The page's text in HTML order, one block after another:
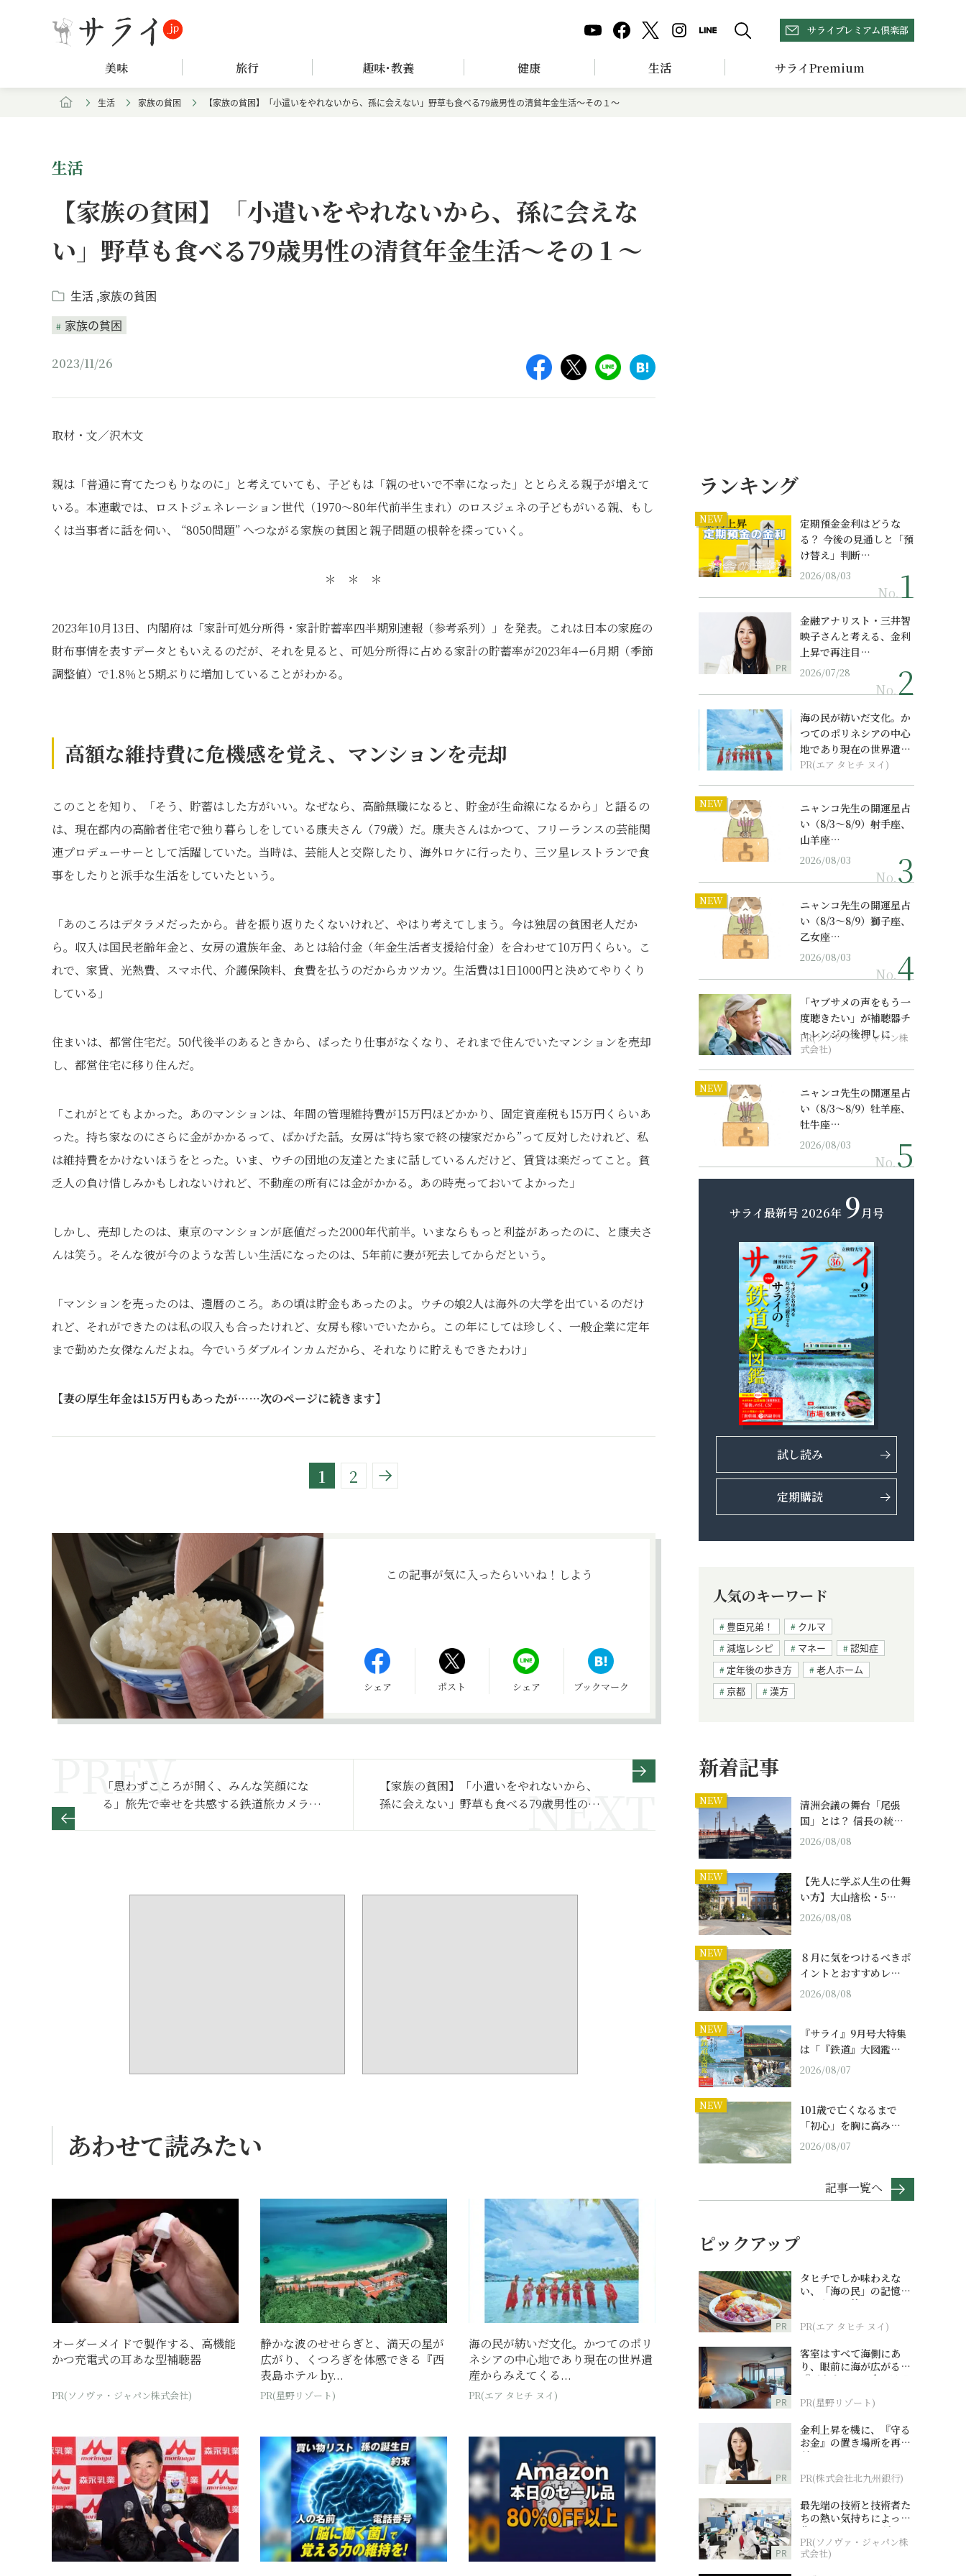
サライプレミアム倶楽部
美味 旅行 趣味･教養 健康 生活 サライPremium
生活 家族の貧困 【家族の貧困】「小遣いをやれないから、孫に会えない」野草も食べる79歳男性の清貧年金生活～その１～
生活
【家族の貧困】「小遣いをやれないから、孫に会えな
い」野草も食べる79歳男性の清貧年金生活～その１～
生活 家族の貧困
家族の貧困
2023/11/26
取材・文／沢木文
親は「普通に育てたつもりなのに」と考えていても、子どもは「親のせいで不幸になった」ととらえる親子が増えて
いる。本連載では、ロストジェネレーション世代（1970～80年代前半生まれ）のロスジェネの子どもがいる親、もし
くは当事者に話を伺い、 “8050問題” へつながる家族の貧困と親子問題の根幹を探っていく。
＊ ＊ ＊
2023年10月13日、内閣府は「家計可処分所得・家計貯蓄率四半期別速報（参考系列）」を発表。これは日本の家庭の
財布事情を表すデータともいえるのだが、それを見ると、可処分所得に占める家計の貯蓄率が2023年4ー6月期（季節
調整値）で1.8％と5期ぶりに増加していることがわかる。
高額な維持費に危機感を覚え、マンションを売却
このことを知り、「そう、貯蓄はした方がいい。なぜなら、高齢無職になると、貯金が生命線になるから」と語るの
は、現在都内の高齢者住宅で独り暮らしをしている康夫さん（79歳）だ。康夫さんはかつて、フリーランスの芸能関
連プロデューサーとして活躍していた。当時は、芸能人と交際したり、海外ロケに行ったり、三ツ星レストランで食
事をしたりと派手な生活をしていたという。
「あのころはデタラメだったから。昔を振り返りたくないけれど、やはり考えてしまう。今は独居の貧困老人だか
ら。収入は国民老齢年金と、女房の遺族年金、あとは給付金（年金生活者支援給付金）を合わせて10万円くらい。こ
れで、家賃、光熱費、スマホ代、介護保険料、食費を払うのだからカツカツ。生活費は1日1000円と決めてやりくり
している」
住まいは、都営住宅だ。50代後半のあるときから、ぱったり仕事がなくなり、それまで住んでいたマンションを売却
し、都営住宅に移り住んだ。
「これがとてもよかった。あのマンションは、年間の管理維持費が15万円ほどかかり、固定資産税も15万円くらいあ
った。持ち家なのにさらに金がかかるって、ばかげた話。女房は“持ち家で終の棲家だから”って反対したけれど、私
は維持費をかけないほうをとった。いま、ウチの団地の友達とたまに話しているんだけど、賃貸は楽だってこと。貧
乏人の負け惜しみかもしれないけれど、不動産の所有には金がかかる。あの時売っておいてよかった」
しかし、売却したのは、東京のマンションが底値だった2000年代前半。いまならもっと利益があったのに、と康夫さ
んは笑う。そんな彼が今のような苦しい生活になったのは、5年前に妻が死去してからだという。
「マンションを売ったのは、還暦のころ。あの頃は貯金もあったのよ。ウチの娘2人は海外の大学を出ているのだけ
れど、それができたのは私の収入も合ったけれど、女房も稼いでいたから。この年にしては珍しく、一般企業に定年
まで勤めた女傑なんだよね。今でいうダブルインカムだから、それなりに貯えもできたわけ」
【妻の厚生年金は15万円もあったが……次のページに続きます】
1 2
この記事が気に入ったらいいね！しよう
シェア ポスト シェア ブックマーク
「思わずこころが開く、みんな笑顔にな
る」旅先で幸せを共感する鉄道旅カメラマ
【家族の貧困】「小遣いをやれないから、
孫に会えない」野草も食べる79歳男性の清
あわせて読みたい
オーダーメイドで製作する、高機能
かつ充電式の耳あな型補聴器
PR(ソノヴァ・ジャパン株式会社)
静かな波のせせらぎと、満天の星が
広がり、くつろぎを体感できる『西
表島ホテル by...
PR(星野リゾート)
海の民が紡いだ文化。かつてのポリ
ネシアの中心地であり現在の世界遺
産からみえてくる...
PR(エア タヒチ ヌイ)
ランキング
NEW
定期預金金利はどうな
る？ 今後の見通しと「預
け替え」判断…
2026/08/03
No.
PR
金融アナリスト・三井智
映子さんと考える、金利
上昇で再注目…
2026/07/28
No.
海の民が紡いだ文化。か
つてのポリネシアの中心
地であり現在の世界遺産
からみえてくる...
PR(エア タヒチ ヌイ)
NEW
ニャンコ先生の開運星占
い（8/3～8/9）射手座、
山羊座…
2026/08/03
No.
NEW
ニャンコ先生の開運星占
い（8/3～8/9）獅子座、
乙女座…
2026/08/03
No.
「ヤブサメの声をもう一
度聴きたい」が補聴器チ
ャレンジの後押しに
PR(ソノヴァ・ジャパン株
式会社)
NEW
ニャンコ先生の開運星占
い（8/3～8/9）牡羊座、
牡牛座…
2026/08/03
No.
サライ最新号 2026年 9月号
試し読み
定期購読
人気のキーワード
豊臣兄弟！
クルマ
減塩レシピ
マネー
認知症
定年後の歩き方
老人ホーム
京都
漢方
新着記事
NEW
清洲会議の舞台「尾張
国」とは？ 信長の統…
2026/08/08
NEW
【先人に学ぶ人生の仕舞
い方】大山捨松・5…
2026/08/08
NEW
８月に気をつけるべきポ
イントとおすすめレ…
2026/08/08
NEW
『サライ』9月号大特集
は「『鉄道』大図鑑…
2026/08/07
NEW
101歳で亡くなるまで
「初心」を胸に高み…
2026/08/07
記事一覧へ
ピックアップ
PR
タヒチでしか味わえな
い、「海の民」の記憶へ
とつながる旅
PR(エア タヒチ ヌイ)
PR
客室はすべて海側にあ
り、眼前に海が広がる
『西表島ホテル by 星野
PR(星野リゾート)
PR
金利上昇を機に、『守る
お金』の置き場所を再検
討
PR(株式会社北九州銀行)
PR
最先端の技術と技術者た
ちの熱い気持ちによって
作られているオーダーメ
イド補聴器
PR(ソノヴァ・ジャパン株
式会社)